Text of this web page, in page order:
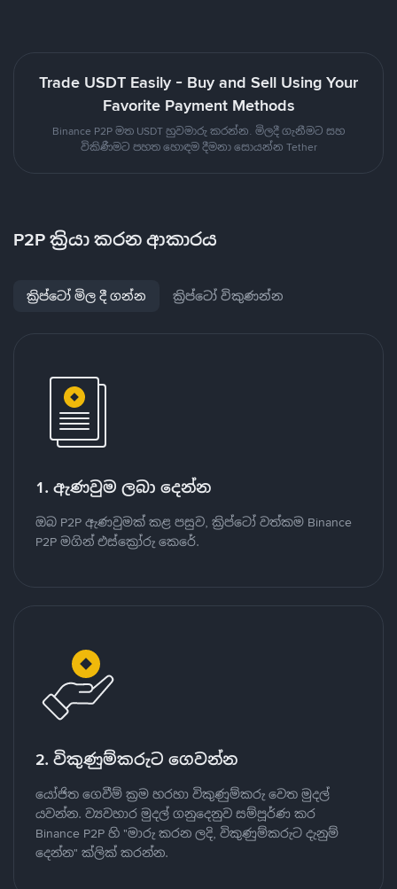
Trade USDT Easily - Buy and Sell Using Your
Favorite Payment Methods
Binance P2P මත USDT හුවමාරු කරන්න. මිලදී ගැනීමට සහ
විකිණීමට පහත හොඳම දීමනා සොයන්න Tether
P2P ක්‍රියා කරන ආකාරය
ක්‍රිප්ටෝ මිල දී ගන්න ක්‍රිප්ටෝ විකුණන්න
1. ඇණවුම ලබා දෙන්න
ඔබ P2P ඇණවුමක් කළ පසුව, ක්‍රිප්ටෝ වත්කම Binance
P2P මගින් එස්ක්‍රෝරු කෙරේ.
2. විකුණුම්කරුට ගෙවන්න
යෝජිත ගෙවීම් ක්‍රම හරහා විකුණුම්කරු වෙත මුදල්
යවන්න. ව්‍යවහාර මුදල් ගනුදෙනුව සම්පූර්ණ කර
Binance P2P හි "මාරු කරන ලදි, විකුණුම්කරුට දැනුම්
දෙන්න" ක්ලික් කරන්න.